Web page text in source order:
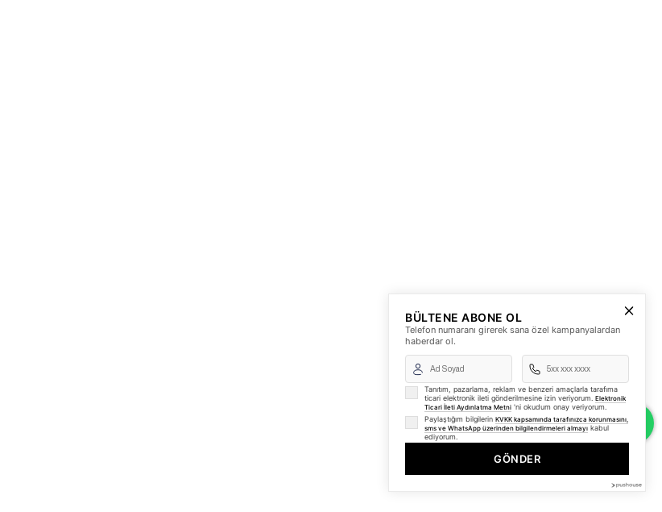
BÜLTENE ABONE OL
Telefon numaranı girerek sana özel kampanyalardan
haberdar ol.
Tanıtım, pazarlama, reklam ve benzeri amaçlarla tarafıma
ticari elektronik ileti gönderilmesine izin veriyorum. Elektronik
Ticari İleti Aydınlatma Metni 'ni okudum onay veriyorum.
Paylaştığım bilgilerin KVKK kapsamında tarafınızca korunmasını,
sms ve WhatsApp üzerinden bilgilendirmeleri almayı kabul
ediyorum.
GÖNDER